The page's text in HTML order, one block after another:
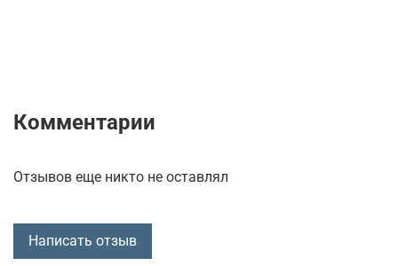
Комментарии
Отзывов еще никто не оставлял
Написать отзыв